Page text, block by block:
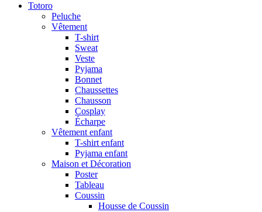
Totoro
Peluche
Vêtement
T-shirt
Sweat
Veste
Pyjama
Bonnet
Chaussettes
Chausson
Cosplay
Écharpe
Vêtement enfant
T-shirt enfant
Pyjama enfant
Maison et Décoration
Poster
Tableau
Coussin
Housse de Coussin